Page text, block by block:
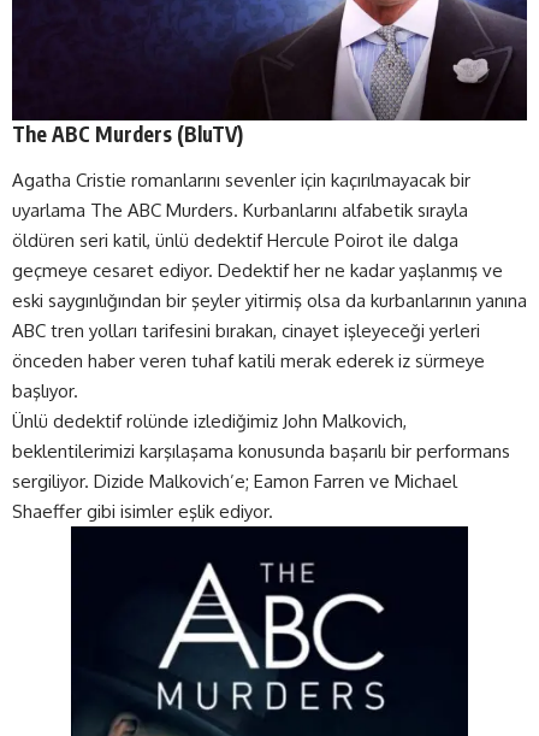
The ABC Murders (BluTV)
Agatha Cristie romanlarını sevenler için kaçırılmayacak bir
uyarlama The ABC Murders. Kurbanlarını alfabetik sırayla
öldüren seri katil, ünlü dedektif Hercule Poirot ile dalga
geçmeye cesaret ediyor. Dedektif her ne kadar yaşlanmış ve
eski saygınlığından bir şeyler yitirmiş olsa da kurbanlarının yanına
ABC tren yolları tarifesini bırakan, cinayet işleyeceği yerleri
önceden haber veren tuhaf katili merak ederek iz sürmeye
başlıyor.
Ünlü dedektif rolünde izlediğimiz John Malkovich,
beklentilerimizi karşılaşama konusunda başarılı bir performans
sergiliyor. Dizide Malkovich’e; Eamon Farren ve Michael
Shaeffer gibi isimler eşlik ediyor.